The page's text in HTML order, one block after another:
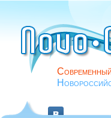
Современный